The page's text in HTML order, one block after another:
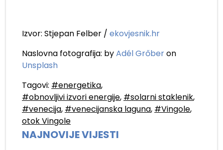
Izvor: Stjepan Felber / ekovjesnik.hr
Naslovna fotografija: byAdél Grőberon
Unsplash
Tagovi: #energetika,
#obnovljivi izvori energije, #solarni staklenik,
#venecija, #venecijanska laguna, #Vingole,
otok Vingole
NAJNOVIJE VIJESTI